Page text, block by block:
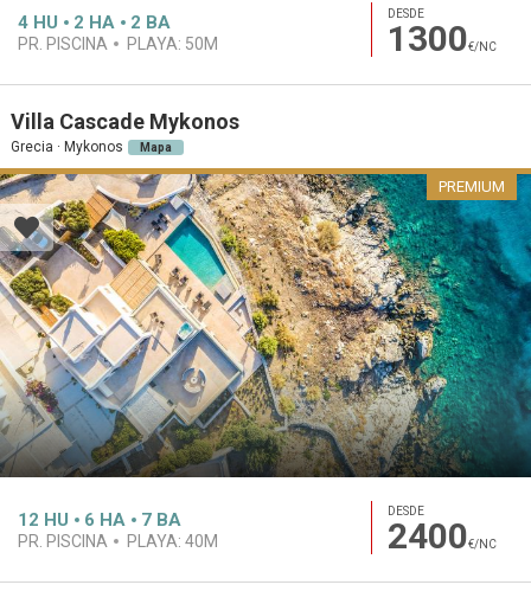
4 HU 2 HA 2 BA
PR. PISCINA PLAYA: 50M
DESDE
1300€/NC
Villa Cascade Mykonos
Grecia · Mykonos Mapa
PREMIUM
12 HU 6 HA 7 BA
PR. PISCINA PLAYA: 40M
DESDE
2400€/NC